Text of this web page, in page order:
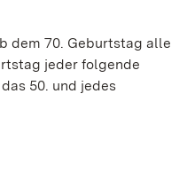
dem 70. Geburtstag alle
jeder folgende
50. und jedes